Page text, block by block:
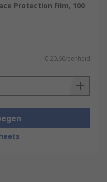
Protection Film, 100
€ 20,60/eenheid